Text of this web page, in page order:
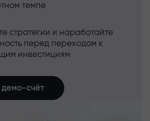
темпе
стратегии и наработайте
перед переходом к
инвестициям
счёт